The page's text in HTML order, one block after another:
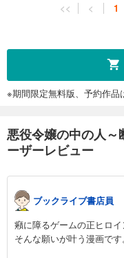
<< < 1
※期間限定無料版、予約作品
悪役令嬢の中の人
ーザーレビュー
ブックライブ書店員
癪に障るゲームの正ヒロイ
そんな願いが叶う漫画です。